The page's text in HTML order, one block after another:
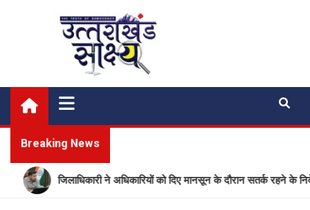
Uttarakhand Shakshya
My News Portal
Breaking News
जिलाधिकारी ने अधिकारियों को दिए मानसून के दौरान सतर्क रहने के निर्देश